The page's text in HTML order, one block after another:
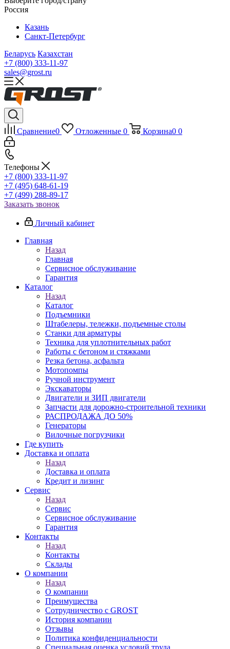
Россия
Казань
Санкт-Петербург
Беларусь Казахстан
+7 (800) 333-11-97
sales@grost.ru
Сравнение0 Отложенные 0 Корзина0 0
Телефоны
+7 (800) 333-11-97
+7 (495) 648-61-19
+7 (499) 288-89-17
Заказать звонок
Личный кабинет
Главная
Назад
Главная
Сервисное обслуживание
Гарантия
Каталог
Назад
Каталог
Подъемники
Штабелеры, тележки, подъемные столы
Станки для арматуры
Техника для уплотнительных работ
Работы с бетоном и стяжками
Резка бетона, асфальта
Мотопомпы
Ручной инструмент
Экскаваторы
Двигатели и ЗИП двигатели
Запчасти для дорожно-строительной техники
РАСПРОДАЖА ДО 50%
Генераторы
Вилочные погрузчики
Где купить
Доставка и оплата
Назад
Доставка и оплата
Кредит и лизинг
Сервис
Назад
Сервис
Сервисное обслуживание
Гарантия
Контакты
Назад
Контакты
Склады
О компании
Назад
О компании
Преимущества
Сотрудничество с GROST
История компании
Отзывы
Политика конфиденциальности
Специальная оценка условий труда